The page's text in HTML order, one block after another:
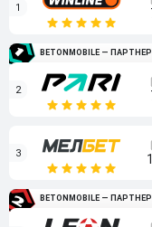
1
BETONMOBILE —
2
3
BETONMOBILE —